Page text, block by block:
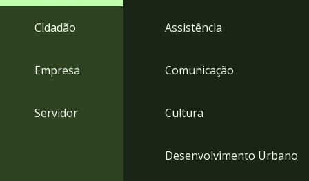
rodapé
Cidadão
Empresa
Servidor
Assistência
Comunicação
Cultura
Desenvolvimento Urbano